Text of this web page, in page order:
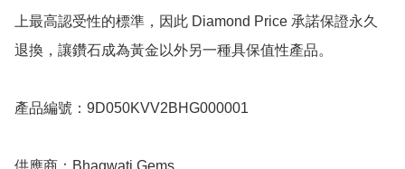
上最高認受性的標準，因此 Diamond Price 承諾保證永久
退換，讓鑽石成為黃金以外另一種具保值性產品。
產品編號：9D050KVV2BHG000001